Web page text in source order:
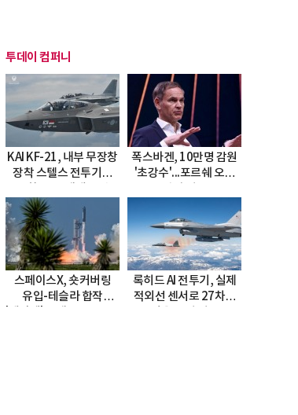
투데이 컴퍼니
KAI KF-21, 내부 무장창
장착 스텔스 전투기로
폭스바겐, 10만명 감원
'초강수'...포르쉐 오너
스페이스X, 숏커버링
유입-테슬라 합작
록히드 AI 전투기, 실제
적외선 센서로 27차례